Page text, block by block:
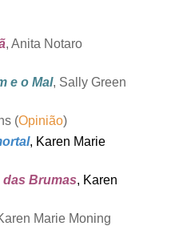
, Anita Notaro
e o Mal, Sally Green
(Opinião)
, Karen Marie
das Brumas, Karen
Marie Moning